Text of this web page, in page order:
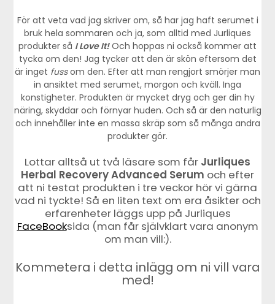
För att veta vad jag skriver om, så har jag haft serumet i
bruk hela sommaren och ja, som alltid med Jurliques
produkter så I Love It!Och hoppas ni också kommer att
tycka om den! Jag tycker att den är skön eftersom det
är inget fussom den. Efter att man rengjort smörjer man
in ansiktet med serumet, morgon och kväll. Inga
konstigheter. Produkten är mycket dryg och ger din hy
näring, skyddar och förnyar huden. Och så är den naturlig
och innehåller inte en massa skräp som så många andra
produkter gör.
Lottar alltså ut två läsare som får Jurliques
Herbal Recovery Advanced Serum och efter
att ni testat produkten i tre veckor hör vi gärna
vad ni tyckte! Så en liten text om era åsikter och
erfarenheter läggs upp på Jurliques
FaceBooksida (man får självklart vara anonym
om man vill:).
Kommetera i detta inlägg om ni vill vara
med!